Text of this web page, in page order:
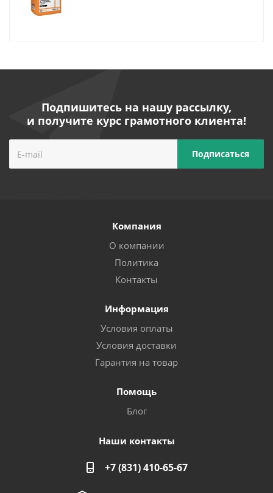
Подпишитесь на нашу рассылку,
и получите курс грамотного клиента!
Компания
О компании
Политика
Контакты
Информация
Условия оплаты
Условия доставки
Гарантия на товар
Помощь
Блог
Наши контакты
+7 (831) 410-65-67